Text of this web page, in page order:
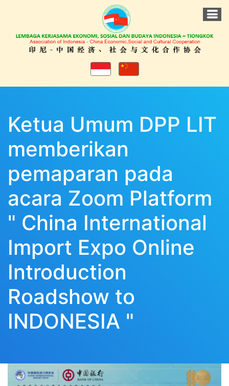
Ketua Umum DPP LIT
memberikan
pemaparan pada
acara Zoom Platform
" China International
Import Expo Online
Introduction
Roadshow to
INDONESIA "